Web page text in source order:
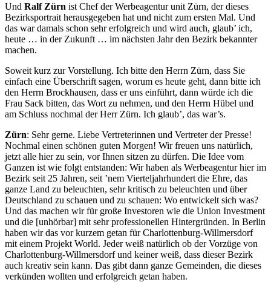
Und Ralf Zürn ist Chef der Werbeagentur unit Zürn, der dieses
Bezirksportrait herausgegeben hat und nicht zum ersten Mal. Und
das war damals schon sehr erfolgreich und wird auch, glaub’ ich,
heute … in der Zukunft … im nächsten Jahr den Bezirk bekannter
machen.
Soweit kurz zur Vorstellung. Ich bitte den Herrn Zürn, dass Sie
einfach eine Überschrift sagen, worum es heute geht, dann bitte ich
den Herrn Brockhausen, dass er uns einführt, dann würde ich die
Frau Sack bitten, das Wort zu nehmen, und den Herrn Hübel und
am Schluss nochmal der Herr Zürn. Ich glaub’, das war’s.
Zürn: Sehr gerne. Liebe Vertreterinnen und Vertreter der Presse!
Nochmal einen schönen guten Morgen! Wir freuen uns natürlich,
jetzt alle hier zu sein, vor Ihnen sitzen zu dürfen. Die Idee vom
Ganzen ist wie folgt entstanden: Wir haben als Werbeagentur hier im
Bezirk seit 25 Jahren, seit ’nem Vierteljahrhundert die Ehre, das
ganze Land zu beleuchten, sehr kritisch zu beleuchten und über
Deutschland zu schauen und zu schauen: Wo entwickelt sich was?
Und das machen wir für große Investoren wie die Union Investment
und die [unhörbar] mit sehr professionellen Hintergründen. In Berlin
haben wir das vor kurzem getan für Charlottenburg-Willmersdorf
mit einem Projekt World. Jeder weiß natürlich ob der Vorzüge von
Charlottenburg-Willmersdorf und keiner weiß, dass dieser Bezirk
auch kreativ sein kann. Das gibt dann ganze Gemeinden, die dieses
verkünden wollten und erfolgreich getan haben.